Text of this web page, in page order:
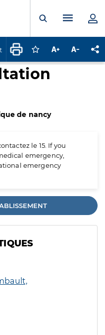
Ouvrir laMenu
Connectez-vous
Augmenter la
de nancy
le 15. If you
emergency,
emergency